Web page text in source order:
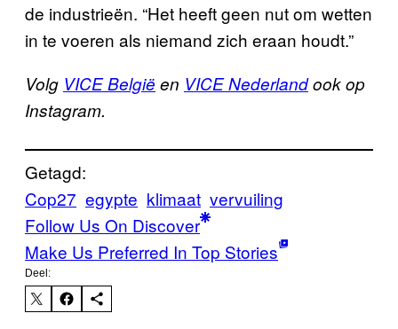
de industrieën. “Het heeft geen nut om wetten
in te voeren als niemand zich eraan houdt.”
Volg VICE België en VICE Nederlandook op
Instagram.
Getagd:
Cop27 egypte klimaat vervuiling
Follow Us On Discover
Make Us Preferred In Top Stories
Deel: